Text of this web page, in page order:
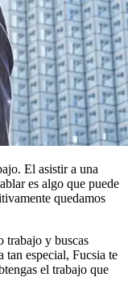
El asistir a una
es algo que puede
quedamos
trabajo y buscas
tan especial, Fucsia te
el trabajo que